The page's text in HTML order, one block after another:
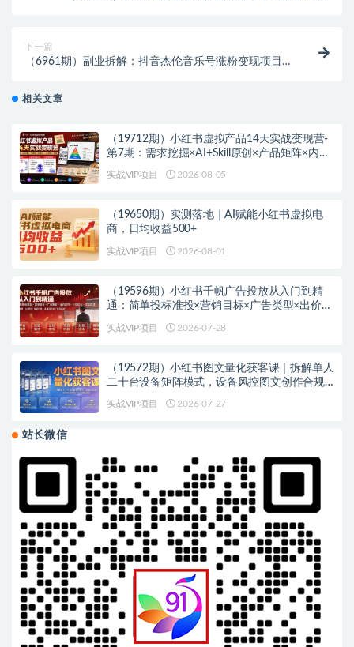
下一篇
（6961期）副业拆解：抖音杰伦音乐号涨粉变现项目
相关文章
（19712期）小红书虚拟产品14天实战变现营-
第7期：需求挖掘×AI+Skill原创×产品矩阵×内容
实战VIP项目 2026-08-05
（19650期）实测落地｜AI赋能小红书虚拟电
商，日均收益500+
实战VIP项目 2026-08-01
（19596期）小红书千帆广告投放从入门到精
通：简单投标准投×营销目标×广告类型×出价定
实战VIP项目 2026-07-28
（19572期）小红书图文量化获客课｜拆解单人
二十台设备矩阵模式，设备风控图文创作合规
实战VIP项目 2026-07-27
站长微信